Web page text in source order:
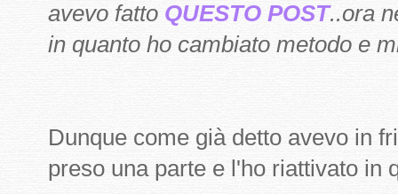
avevo fatto QUESTO POST..ora
in quanto ho cambiato metodo e
Dunque come già detto avevo in
preso una parte e l'ho riattivato in